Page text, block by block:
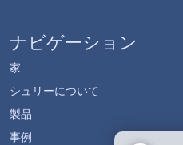
ナビゲーション
家
シュリーについて
製品
事例